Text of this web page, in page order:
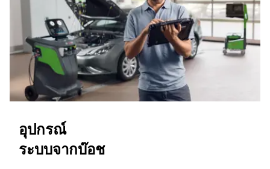
อุปกรณ์
ระบบจากบ๊อช